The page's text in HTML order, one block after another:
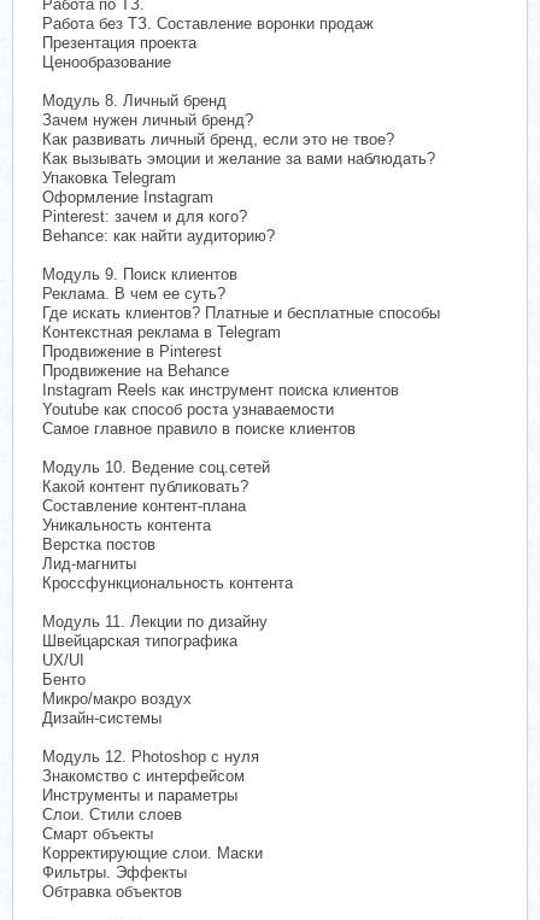
Работа по ТЗ.
Работа без ТЗ. Составление воронки продаж
Презентация проекта
Ценообразование
Модуль 8. Личный бренд
Зачем нужен личный бренд?
Как развивать личный бренд, если это не твое?
Как вызывать эмоции и желание за вами наблюдать?
Упаковка Telegram
Оформление Instagram
Pinterest: зачем и для кого?
Behance: как найти аудиторию?
Модуль 9. Поиск клиентов
Реклама. В чем ее суть?
Где искать клиентов? Платные и бесплатные способы
Контекстная реклама в Telegram
Продвижение в Pinterest
Продвижение на Behance
Instagram Reels как инструмент поиска клиентов
Youtube как способ роста узнаваемости
Самое главное правило в поиске клиентов
Модуль 10. Ведение соц.сетей
Какой контент публиковать?
Составление контент-плана
Уникальность контента
Верстка постов
Лид-магниты
Кроссфункциональность контента
Модуль 11. Лекции по дизайну
Швейцарская типографика
UX/UI
Бенто
Микро/макро воздух
Дизайн-системы
Модуль 12. Photoshop c нуля
Знакомство с интерфейсом
Инструменты и параметры
Слои. Стили слоев
Смарт объекты
Корректирующие слои. Маски
Фильтры. Эффекты
Обтравка объектов